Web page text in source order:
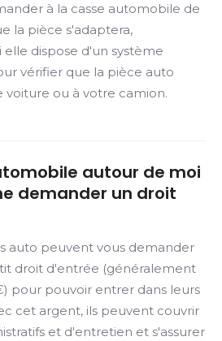
à la casse automobile de
la pièce s'adaptera,
elle dispose d'un système
vérifier que la pièce auto
voiture ou à votre camion.
autour de moi
demander un droit
auto peuvent vous demander
droit d'entrée (généralement
pour pouvoir entrer dans leurs
cet argent, ils peuvent couvrir
et d'entretien et s'assurer